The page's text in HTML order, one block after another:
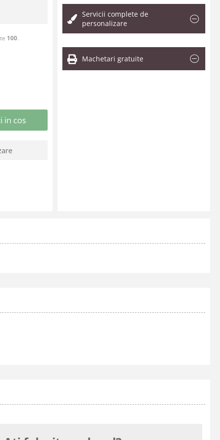
100.
in cos
Servicii complete de
personalizare
Machetari gratuite